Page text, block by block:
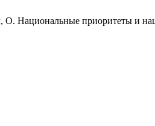
О. Национальные приоритеты и